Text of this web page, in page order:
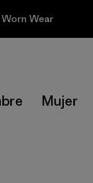
Worn Wear
Mujer